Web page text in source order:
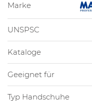
Marke
UNSPSC
Kataloge
Geeignet für
Typ Handschuhe